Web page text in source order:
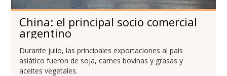
China: el principal socio comercial
argentino
Durante julio, las principales exportaciones al país
asiático fueron de soja, carnes bovinas y grasas y
aceites vegetales.